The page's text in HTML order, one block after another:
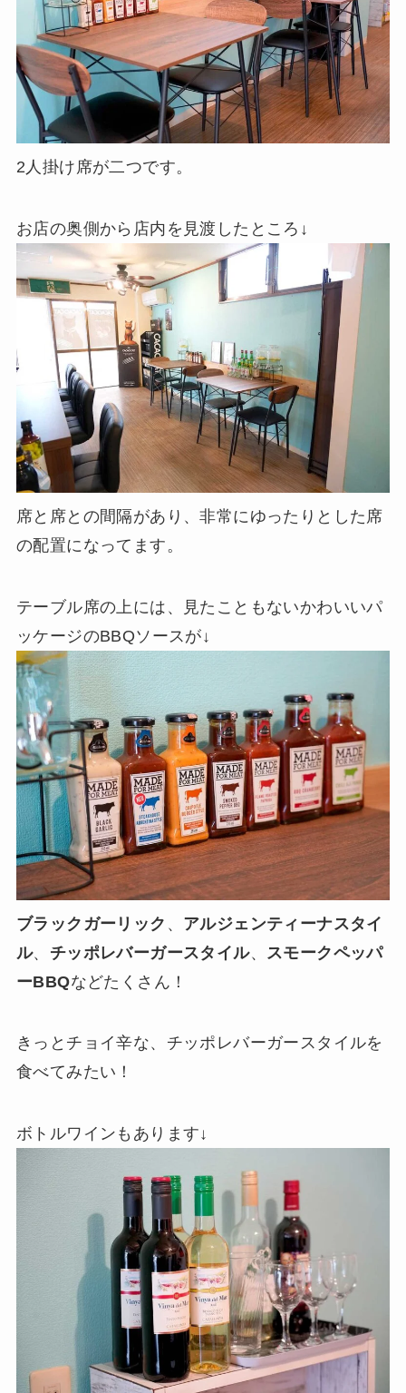
2人掛け席が二つです。
お店の奥側から店内を見渡したところ↓
席と席との間隔があり、非常にゆったりとした席
の配置になってます。
テーブル席の上には、見たこともないかわいいパ
ッケージのBBQソースが↓
ブラックガーリック 、 アルジェンティーナスタイ
ル、 チッポレバーガースタイル、
スモークペッパ
ーBBQなどたくさん！
きっとチョイ辛な、チッポレバーガースタイルを
食べてみたい！
ボトルワインもあります↓